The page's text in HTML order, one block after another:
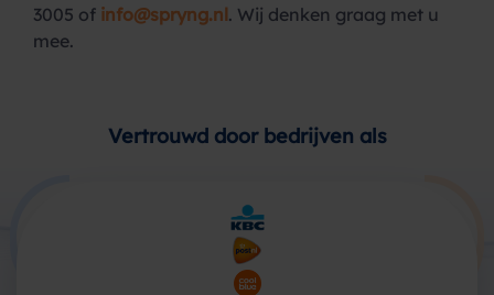
3005 of info@spryng.nl. Wij denken graag met u
mee.
Vertrouwd door bedrijven als